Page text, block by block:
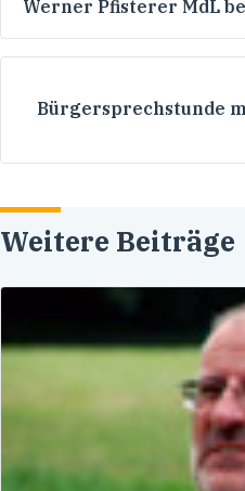
Werner Pfisterer MdL
Bürgersprechstunde
Weitere Beiträge